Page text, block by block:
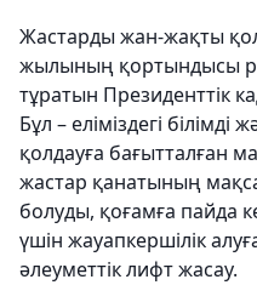
Жастарды жан-жақты
жылының қортындысы
тұратын Президенттік
Бұл – еліміздегі білімді
қолдауға бағытталған
жастар қанатының
болуды, қоғамға пайда
үшін жауапкершілік
әлеуметтік лифт жасау.